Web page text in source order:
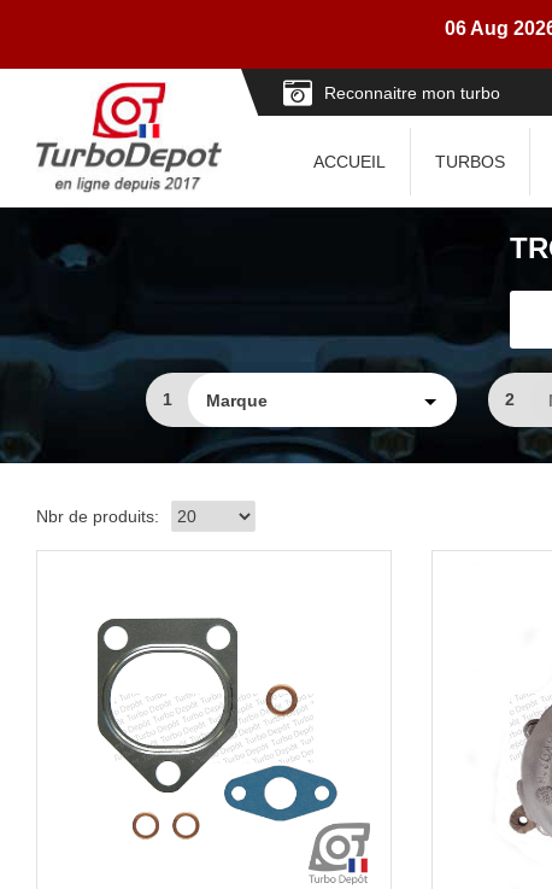
06 Aug 2026 >
Reconnaitre mon turbo
ACCUEIL TURBOS
1 2
Nbr de produits: